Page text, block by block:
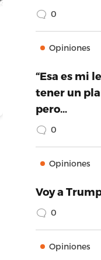
0
Opiniones
“Esa es mi
tener un
pero…
0
Opiniones
Voy a
0
Opiniones